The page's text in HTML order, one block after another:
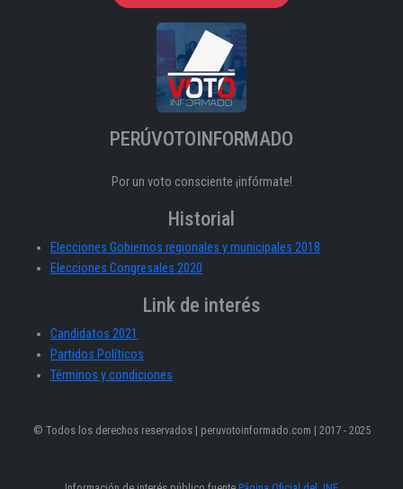
PERÚVOTOINFORMADO
Por un voto consciente ¡infórmate!
Historial
Elecciones Gobiernos regionales y municipales 2018
Elecciones Congresales 2020
Link de interés
Candidatos 2021
Partidos Políticos
Términos y condiciones
© Todos los derechos reservados | peruvotoinformado.com | 2017 - 2025